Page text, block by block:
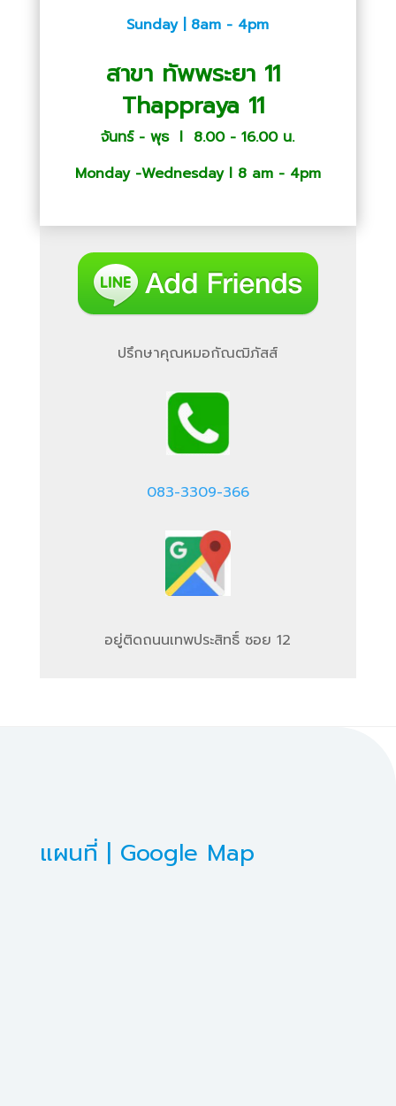
Sunday | 8am - 4pm
สาขา ทัพพระยา 11
Thappraya 11
จันทร์ - พุธ l 8.00 - 16.00 น.
Monday -Wednesday l 8 am - 4pm
ปรึกษาคุณหมอกัณฒิภัสส์
083-3309-366
อยู่ติดถนนเทพประสิทธิ์ ซอย 12
แผนที่ | Google Map